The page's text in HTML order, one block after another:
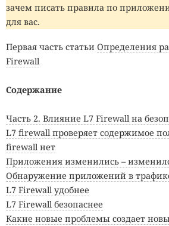
зачем писать правила по
для вас.
Первая часть статьи Определения
Firewall
Содержание
Часть 2. Влияние L7 Firewall на
L7 firewall проверяет содержимое
firewall нет
Приложения изменились –
Обнаружение приложений в
L7 Firewall удобнее
L7 Firewall безопаснее
Какие новые проблемы создает